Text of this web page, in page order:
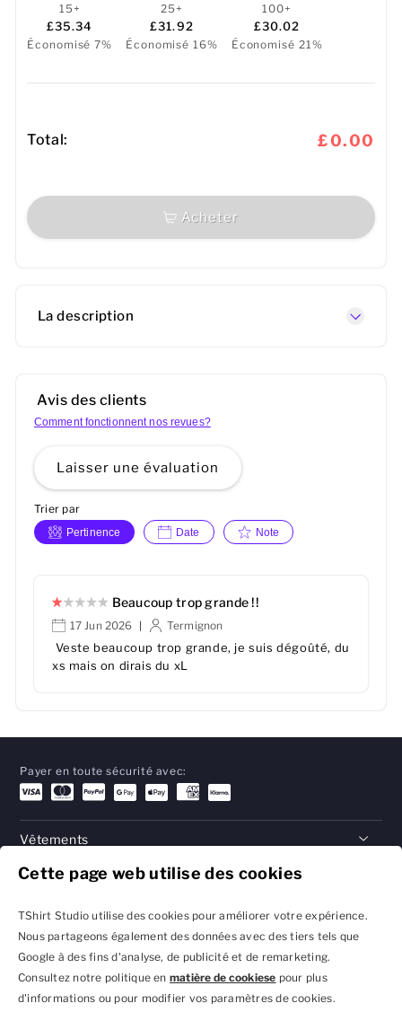
Cette page web utilise des cookies
TShirt Studio utilise des cookies pour améliorer votre expérience.
Nous partageons également des données avec des tiers tels que
Google à des fins d'analyse, de publicité et de remarketing.
Consultez notre politique en matière de cookiese pour plus
d'informations ou pour modifier vos paramètres de cookies.
15+
£35.34
Économisé 7%
25+
£31.92
Économisé 16%
100+
£30.02
Économisé 21%
Total: £0.00
Acheter
La description
Avis des clients
Comment fonctionnent nos revues?
Laisser une évaluation
Trier par
Pertinence Date Note
Beaucoup trop grande !!
17 Jun 2026 | Termignon
Veste beaucoup trop grande, je suis dégoûté, du
xs mais on dirais du xL
Payer en toute sécurité avec:
Vêtements
Cadeaux
Aide
Politique de confidentialité
et réglages des cookies
Conditions générales